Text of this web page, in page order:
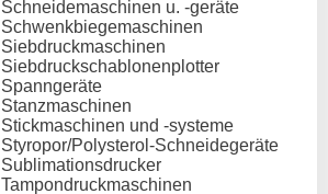
Schneidemaschinen u. -geräte
Schwenkbiegemaschinen
Siebdruckmaschinen
Siebdruckschablonenplotter
Spanngeräte
Stanzmaschinen
Stickmaschinen und -systeme
Styropor/Polysterol-Schneidegeräte
Sublimationsdrucker
Tampondruckmaschinen